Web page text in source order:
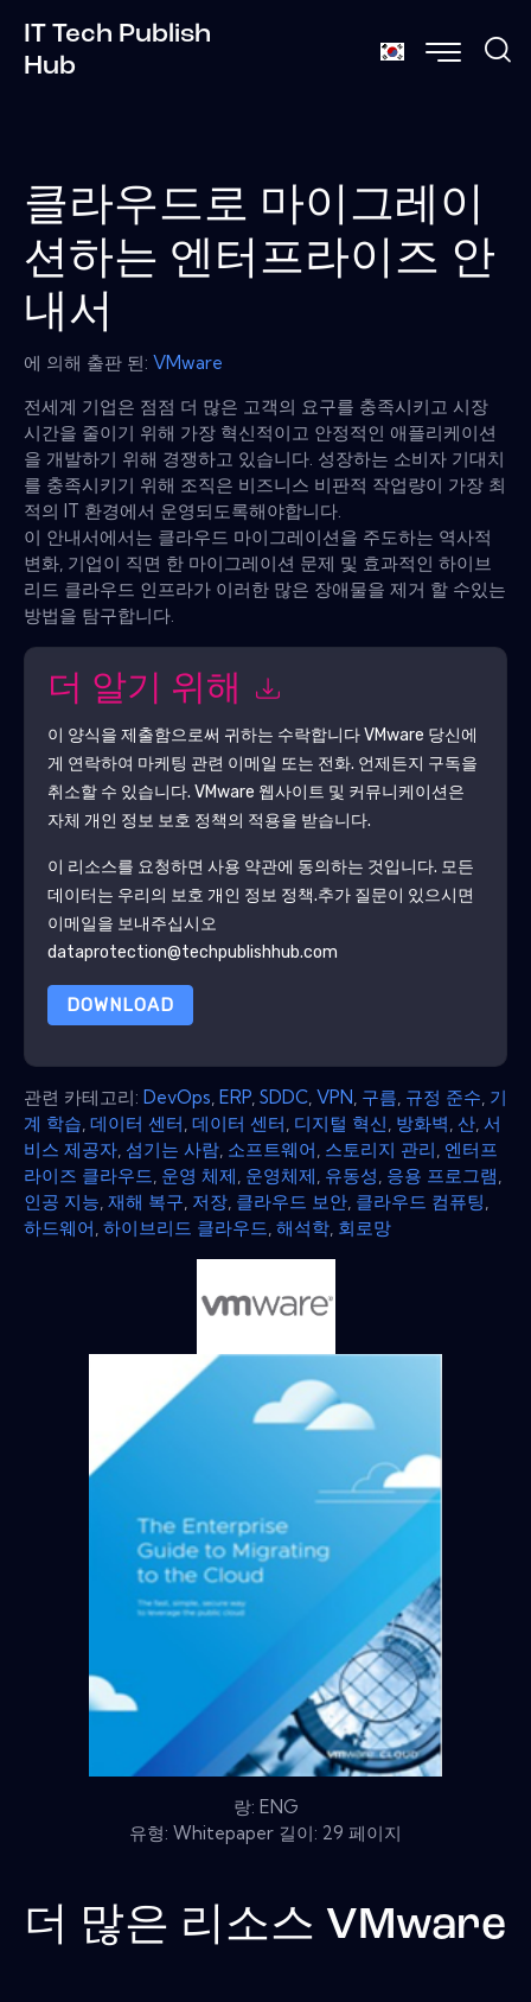
IT Tech Publish
Hub
클라우드로 마이그레이
션하는 엔터프라이즈 안
내서
에 의해 출판 된: VMware
전세계 기업은 점점 더 많은 고객의 요구를 충족시키고 시장
시간을 줄이기 위해 가장 혁신적이고 안정적인 애플리케이션
을 개발하기 위해 경쟁하고 있습니다. 성장하는 소비자 기대치
를 충족시키기 위해 조직은 비즈니스 비판적 작업량이 가장 최
적의 IT 환경에서 운영되도록해야합니다.
이 안내서에서는 클라우드 마이그레이션을 주도하는 역사적
변화, 기업이 직면 한 마이그레이션 문제 및 효과적인 하이브
리드 클라우드 인프라가 이러한 많은 장애물을 제거 할 수있는
방법을 탐구합니다.
더 알기 위해
이 양식을 제출함으로써 귀하는 수락합니다VMware 당신에
게 연락하여 마케팅 관련 이메일 또는 전화. 언제든지 구독을
취소할 수 있습니다. VMware 웹사이트 및 커뮤니케이션은
자체 개인 정보 보호 정책의 적용을 받습니다.
이 리소스를 요청하면 사용 약관에 동의하는 것입니다. 모든
데이터는 우리의 보호 개인 정보 정책.추가 질문이 있으시면
이메일을 보내주십시오
dataprotection@techpublishhub.com
DOWNLOAD
관련 카테고리: DevOps ERP SDDC VPN 구름 규정 준수 기
계 학습 데이터 센터 데이터 센터 디지털 혁신 방화벽 산 서
비스 제공자 섬기는 사람 소프트웨어 스토리지 관리 엔터프
라이즈 클라우드 운영 체제 운영체제 유동성 응용 프로그램
인공 지능 재해 복구 저장 클라우드 보안 클라우드 컴퓨팅
하드웨어 하이브리드 클라우드 해석학 회로망
랑: ENG
유형: Whitepaper 길이: 29 페이지
더 많은 리소스 VMware